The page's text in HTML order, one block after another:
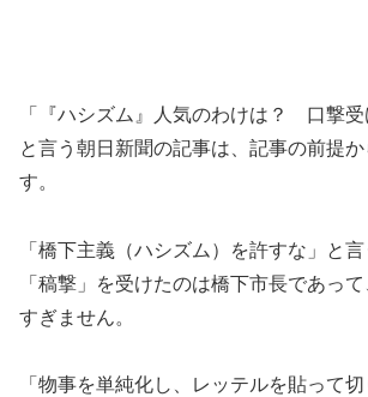
「『ハシズム』人気のわけは？ 口撃受
と言う朝日新聞の記事は、記事の前提か
す。
「橋下主義（ハシズム）を許すな」と
「稿撃」を受けたのは橋下市長であっ
すぎません。
「物事を単純化し、レッテルを貼って